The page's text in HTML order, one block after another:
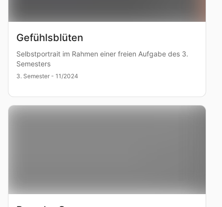
Gefühlsblüten
Selbstportrait im Rahmen einer freien Aufgabe des 3.
Semesters
3. Semester - 11/2024